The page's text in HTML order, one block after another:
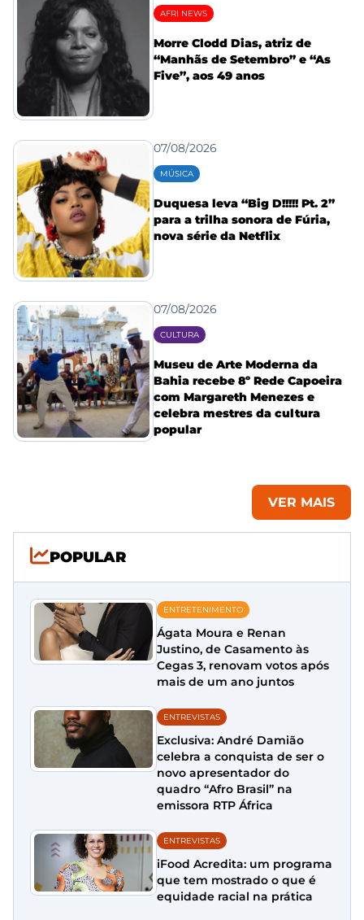
AFRI NEWS
Morre Clodd Dias, atriz de
“Manhãs de Setembro” e “As
Five”, aos 49 anos
07/08/2026
MÚSICA
Duquesa leva “Big D!!!!! Pt. 2”
para a trilha sonora de Fúria,
nova série da Netflix
07/08/2026
CULTURA
Museu de Arte Moderna da
Bahia recebe 8º Rede Capoeira
com Margareth Menezes e
celebra mestres da cultura
popular
VER MAIS
POPULAR
ENTRETENIMENTO
Ágata Moura e Renan
Justino, de Casamento às
Cegas 3, renovam votos após
mais de um ano juntos
ENTREVISTAS
Exclusiva: André Damião
celebra a conquista de ser o
novo apresentador do
quadro “Afro Brasil” na
emissora RTP África
ENTREVISTAS
iFood Acredita: um programa
que tem mostrado o que é
equidade racial na prática